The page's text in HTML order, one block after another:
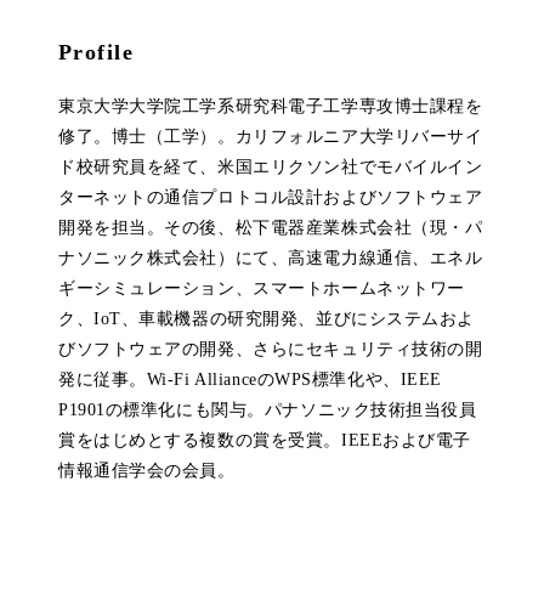
Profile
東京大学大学院工学系研究科電子工学専攻博士課程を
修了。博士（工学）。カリフォルニア大学リバーサイ
ド校研究員を経て、米国エリクソン社でモバイルイン
ターネットの通信プロトコル設計およびソフトウェア
開発を担当。その後、松下電器産業株式会社（現・パ
ナソニック株式会社）にて、高速電力線通信、エネル
ギーシミュレーション、スマートホームネットワー
ク、IoT、車載機器の研究開発、並びにシステムおよ
びソフトウェアの開発、さらにセキュリティ技術の開
発に従事。Wi-Fi AllianceのWPS標準化や、IEEE
P1901の標準化にも関与。パナソニック技術担当役員
賞をはじめとする複数の賞を受賞。IEEEおよび電子
情報通信学会の会員。